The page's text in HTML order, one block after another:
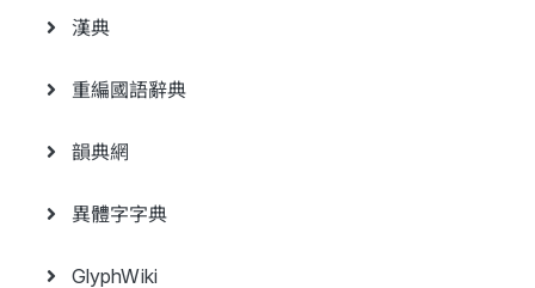
漢典
重編國語辭典
韻典網
異體字字典
GlyphWiki